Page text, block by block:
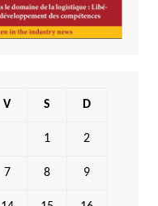
V S D
1 2
7 8 9